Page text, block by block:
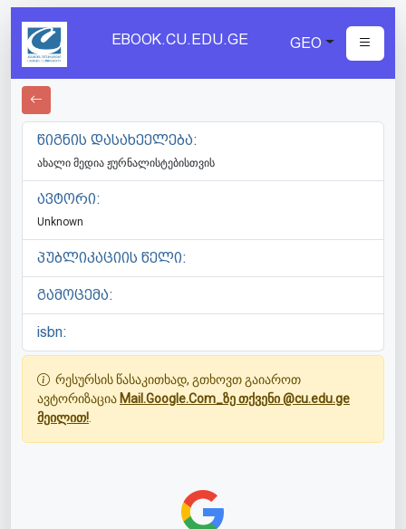
EBOOK.CU.EDU.GE GEO
წიგნის დასახეელება:
ახალი მედია ჟურნალისტებისთვის
ავტორი:
Unknown
პუბლიკაციის წელი:
გამოცემა:
isbn:
რესურსის წასაკითხად, გთხოვთ გაიაროთ
ავტორიზაცია Mail.Google.Com_ზე თქვენი @cu.edu.ge
მეილით!